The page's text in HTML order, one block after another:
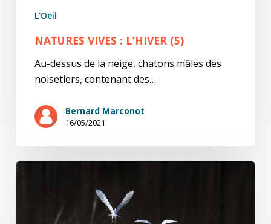
L'Oeil
NATURES VIVES : L’HIVER (5)
Au-dessus de la neige, chatons mâles des
noisetiers, contenant des…
Bernard Marconot
16/05/2021
natures
ViVes